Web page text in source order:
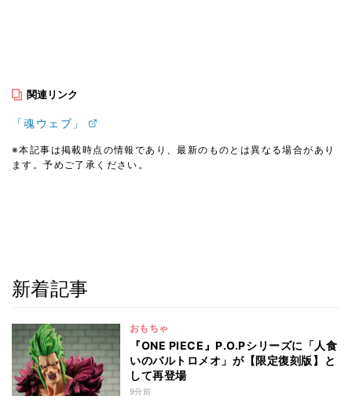
関連リンク
「魂ウェブ」
※本記事は掲載時点の情報であり、最新のものとは異なる場合があり
ます。予めご了承ください。
新着記事
おもちゃ
『ONE PIECE』P.O.Pシリーズに「人食
いのバルトロメオ」が【限定復刻版】と
して再登場
9分前